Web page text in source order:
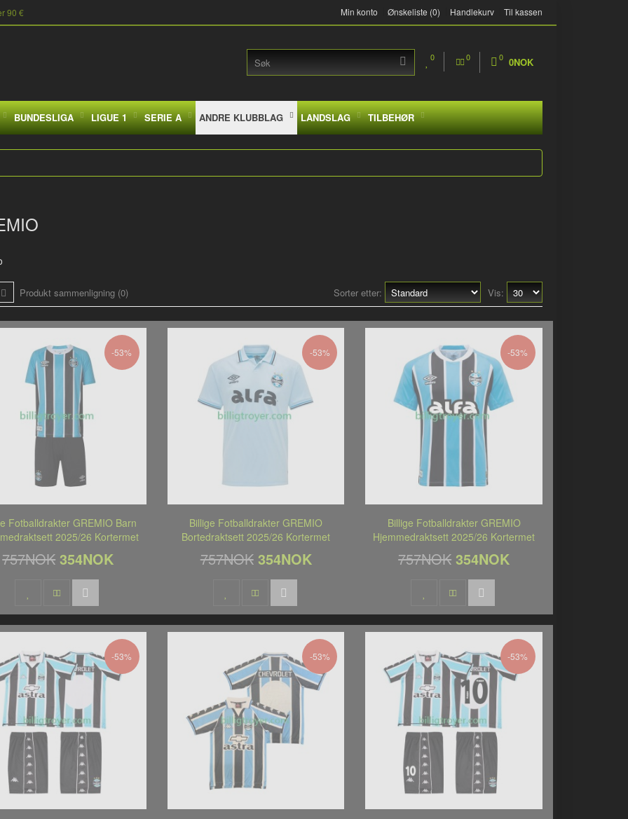
90 € Min konto Ønskeliste (0) Handlekurv Til kassen
0 0 0 0NOK
BUNDESLIGA LIGUE 1 SERIE A ANDRE KLUBBLAG LANDSLAG TILBEHØR
Vis:
Sorter etter:
Produkt sammenligning (0)
-53%
Fotballdrakter GREMIO Barn
2025/26 Kortermet
757NOK 354NOK
-53%
Billige Fotballdrakter GREMIO
Bortedraktsett 2025/26 Kortermet
757NOK 354NOK
-53%
Billige Fotballdrakter GREMIO
Hjemmedraktsett 2025/26 Kortermet
757NOK 354NOK
-53% -53% -53%